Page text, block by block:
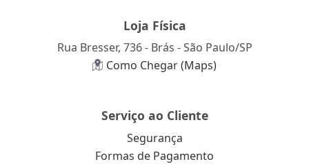
Loja Física
Rua Bresser, 736 - Brás - São Paulo/SP
Como Chegar (Maps)
Serviço ao Cliente
Segurança
Formas de Pagamento